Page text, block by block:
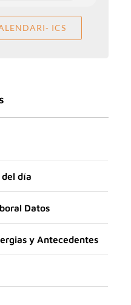
ICS
día
Datos
y Antecedentes